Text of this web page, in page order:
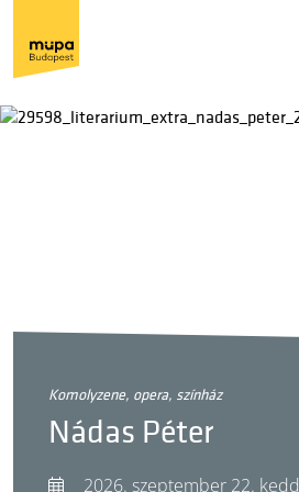
komolyzene, opera, színház
Nádas Péter
2026. szeptember 22. kedd